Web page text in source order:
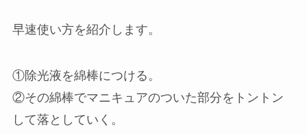
早速使い方を紹介します。
①除光液を綿棒につける。
②その綿棒でマニキュアのついた部分をトントン
して落としていく。